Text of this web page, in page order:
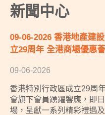
新聞中心
09-06-2026 香港地產建
立29周年 全港商場優惠
09-06-2026
香港特別行政區成立29周
會旗下會員踴躍響應，即
場，呈獻一系列精彩禮遇